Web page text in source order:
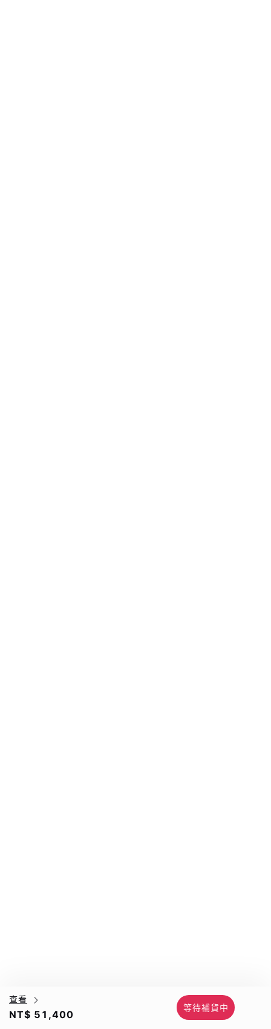
查看
NT$ 51,400
等待補貨中